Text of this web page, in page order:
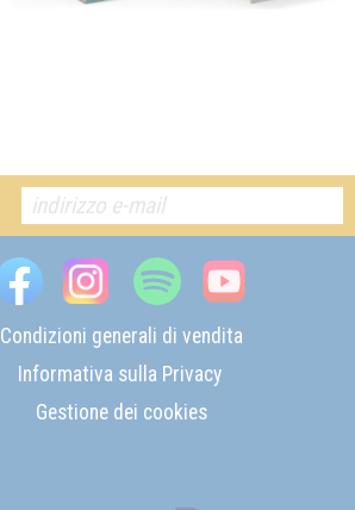
Condizioni generali di vendita
Informativa sulla Privacy
Gestione dei cookies